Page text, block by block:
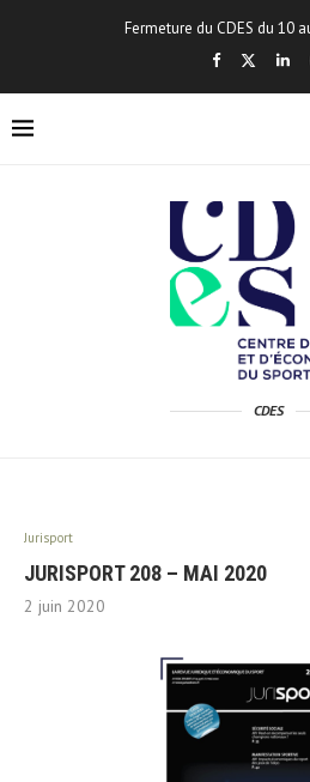
Fermeture du CDES du 10
CDES
Jurisport
JURISPORT 208 – MAI 2020
2 juin 2020